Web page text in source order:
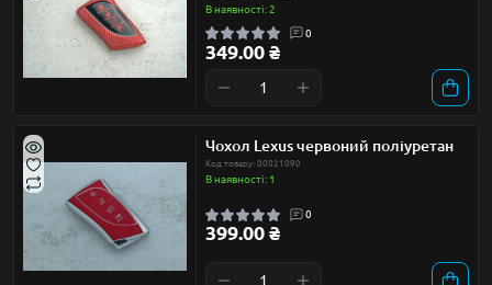
В наявності: 2
0
349.00 ₴
Чохол Lexus червоний поліуретан
Код товару: 00021090
В наявності: 1
0
399.00 ₴